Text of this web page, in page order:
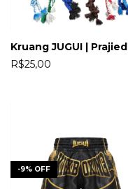
Kruang JUGUI | Prajied
R$25,00
-9% OFF